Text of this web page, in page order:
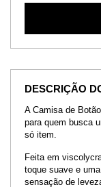
DESCRIÇÃO
A Camisa de
para quem busca
só item.
Feita em
toque suave e
sensação de